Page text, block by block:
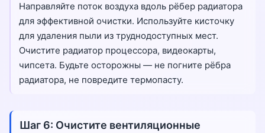
Направляйте поток воздуха вдоль рёбер радиатора
для эффективной очистки. Используйте кисточку
для удаления пыли из труднодоступных мест.
Очистите радиатор процессора, видеокарты,
чипсета. Будьте осторожны — не погните рёбра
радиатора, не повредите термопасту.
Шаг 6: Очистите вентиляционные